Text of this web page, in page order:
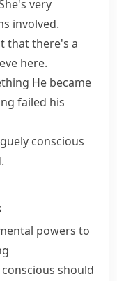
very
involved.
that there's a
here.
He became
failed his
conscious
powers to
should